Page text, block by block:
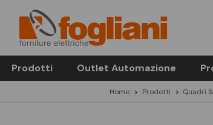
Prodotti Outlet Automazione
Home Prodotti Quadri